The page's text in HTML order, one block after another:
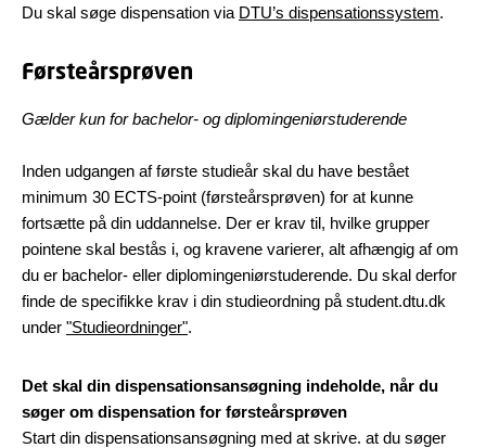
Du skal søge dispensation via DTU’s dispensationssystem.
Førsteårsprøven
Gælder kun for bachelor- og diplomingeniørstuderende
Inden udgangen af første studieår skal du have bestået
minimum 30 ECTS-point (førsteårsprøven) for at kunne
fortsætte på din uddannelse. Der er krav til, hvilke grupper
pointene skal bestås i, og kravene varierer, alt afhængig af om
du er bachelor- eller diplomingeniørstuderende. Du skal derfor
finde de specifikke krav i din studieordning på student.dtu.dk
under "Studieordninger".
Det skal din dispensationsansøgning indeholde, når du
søger om dispensation for førsteårsprøven
Start din dispensationsansøgning med at skrive. at du søger